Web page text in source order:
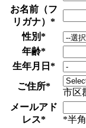
お名前（フ
リガナ） *
性別*
年齢*
生年月日 *
ご住所*
市区
メールアド
レス* *半